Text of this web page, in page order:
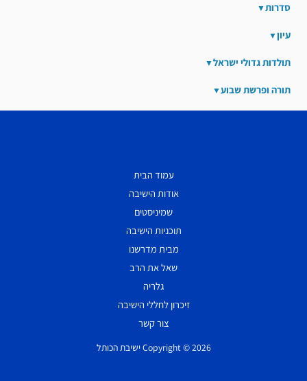
סדרות
עיון
תולדות גדולי ישראל
תורה ופרשת שבוע
עמוד הבית
אודות הישיבה
שמיניסטים
תוכניות הישיבה
מבית מדרשנו
שאל את הרב
גלריה
זיכרון לחללי הישיבה
צור קשר
Copyright © 2026 ישיבת הכותל